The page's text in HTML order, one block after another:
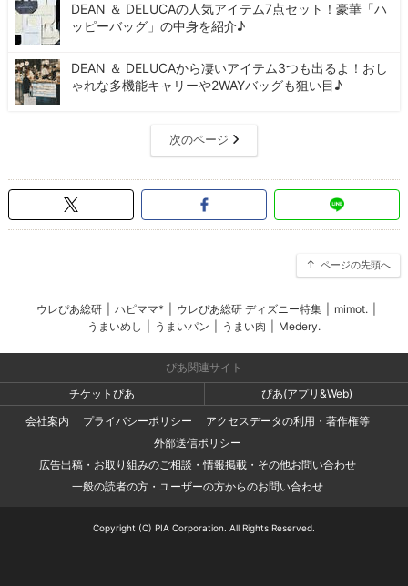
DEAN ＆ DELUCAの人気アイテム7点セット！豪華「ハ
ッピーバッグ」の中身を紹介♪
DEAN ＆ DELUCAから凄いアイテム3つも出るよ！おし
ゃれな多機能キャリーや2WAYバッグも狙い目♪
次のページ
ページの先頭へ
ウレぴあ総研 ハピママ* ウレぴあ総研 ディズニー特集 mimot.
うまいめし
うまいパン うまい肉 Medery.
ぴあ関連サイト
チケットぴあ
ぴあ(アプリ&Web)
会社案内
プライバシーポリシー
アクセスデータの利用・著作権等
外部送信ポリシー
広告出稿・お取り組みのご相談・情報掲載・その他お問い合わせ
一般の読者の方・ユーザーの方からのお問い合わせ
Copyright (C) PIA Corporation. All Rights Reserved.